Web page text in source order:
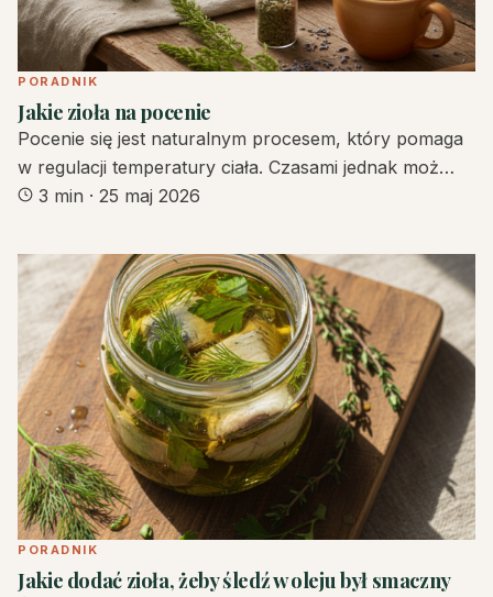
PORADNIK
Jakie zioła na pocenie
Pocenie się jest naturalnym procesem, który pomaga
w regulacji temperatury ciała. Czasami jednak moż…
3 min · 25 maj 2026
PORADNIK
Jakie dodać zioła, żeby śledź w oleju był smaczny